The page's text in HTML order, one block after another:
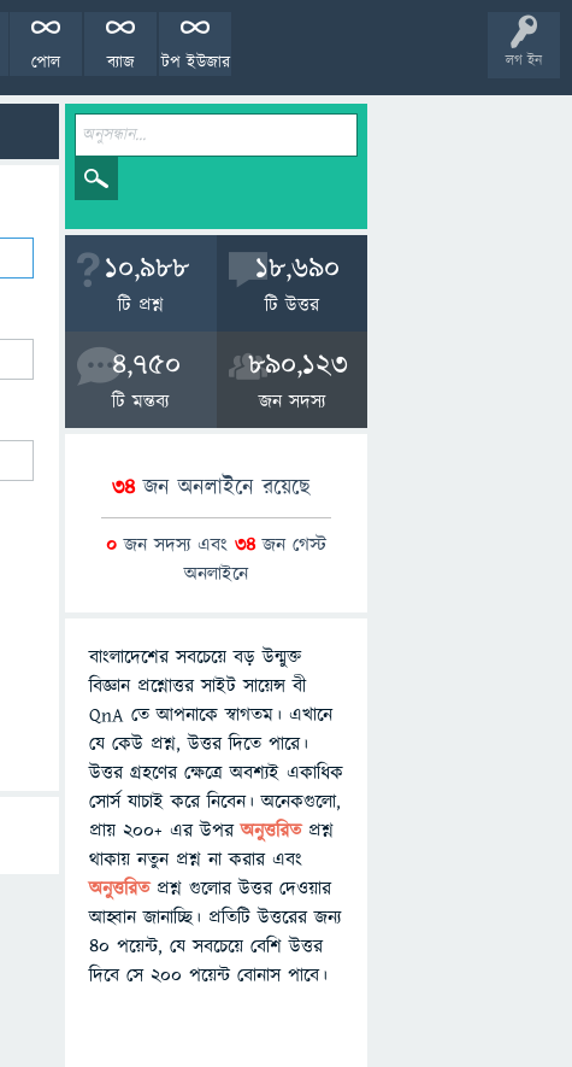
লগ ইন
টপ ইউজার
ব্যাজ
পোল
10,988
টি প্রশ্ন
18,690
টি উত্তর
4,750
টি মন্তব্য
890,123
জন সদস্য
34জন অনলাইনে রয়েছে
0 জন সদস্য এবং 34 জন গেস্ট
অনলাইনে
বাংলাদেশের সবচেয়ে বড় উন্মুক্ত
বিজ্ঞান প্রশ্নোত্তর সাইট সায়েন্স বী
QnA তে আপনাকে স্বাগতম। এখানে
যে কেউ প্রশ্ন, উত্তর দিতে পারে।
উত্তর গ্রহণের ক্ষেত্রে অবশ্যই একাধিক
সোর্স যাচাই করে নিবেন। অনেকগুলো,
প্রায় ২০০+ এর উপরঅনুত্তরিতপ্রশ্ন
থাকায় নতুন প্রশ্ন না করার এবং
অনুত্তরিত প্রশ্ন গুলোর উত্তর দেওয়ার
আহ্বান জানাচ্ছি। প্রতিটি উত্তরের জন্য
৪০ পয়েন্ট, যে সবচেয়ে বেশি উত্তর
দিবে সে ২০০ পয়েন্ট বোনাস পাবে।